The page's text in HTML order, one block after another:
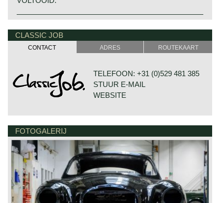
CLASSIC JOB
CONTACT ADRES ROUTEKAART
TELEFOON: +31 (0)529 481 385
STUUR E-MAIL
WEBSITE
7722 GA DALFSEN
NEDERLAND
FOTOGALERIJ